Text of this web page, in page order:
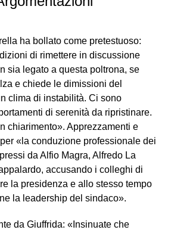
ha bollato come pretestuoso:
di rimettere in discussione
sia legato a questa poltrona, se
e chiede le dimissioni del
clima di instabilità. Ci sono
di serenità da ripristinare.
chiarimento». Apprezzamenti e
«la conduzione professionale dei
da Alfio Magra, Alfredo La
accusando i colleghi di
la presidenza e allo stesso tempo
la leadership del sindaco».
da Giuffrida: «Insinuate che